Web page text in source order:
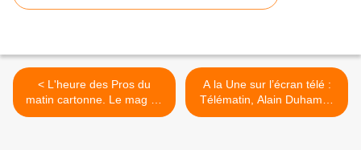
< L'heure des Pros du
matin cartonne. Le mag de
la santé et le 20H de TF1
A la Une sur l’écran télé :
Télématin, Alain Duhamel,
Christophe Hondelatte, The